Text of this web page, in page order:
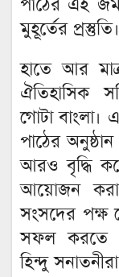
পাঠের এই
মুহূর্তের প্রস্তুতি।
হাতে আর
ঐতিহাসিক
গোটা বাংলা।
পাঠের
আরও বৃদ্ধি
আয়োজন করা
সংসদের
সফল করতে
হিন্দু